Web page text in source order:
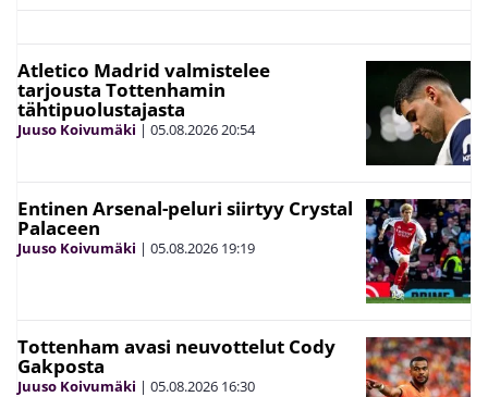
Atletico Madrid valmistelee
tarjousta Tottenhamin
tähtipuolustajasta
Juuso Koivumäki | 05.08.202620:54
Entinen Arsenal-peluri siirtyy Crystal
Palaceen
Juuso Koivumäki | 05.08.2026 19:19
Tottenham avasi neuvottelut Cody
Gakposta
Juuso Koivumäki | 05.08.2026 16:30